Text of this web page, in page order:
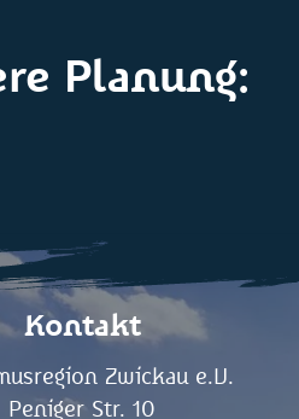
Planung:
Kontakt
Zwickau e.V.
Peniger Str. 10